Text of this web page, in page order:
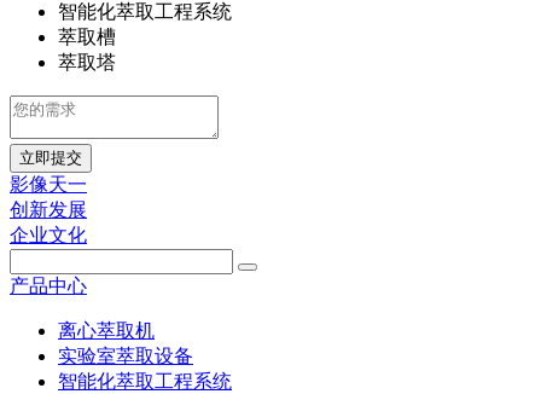
智能化萃取工程系统
萃取槽
萃取塔
立即提交
影像天一
创新发展
企业文化
产品中心
离心萃取机
实验室萃取设备
智能化萃取工程系统